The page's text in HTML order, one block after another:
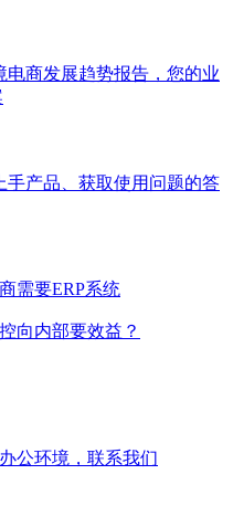
电商发展趋势报告，您的业
手产品、获取使用问题的答
需要ERP系统
向内部要效益？
公环境，联系我们